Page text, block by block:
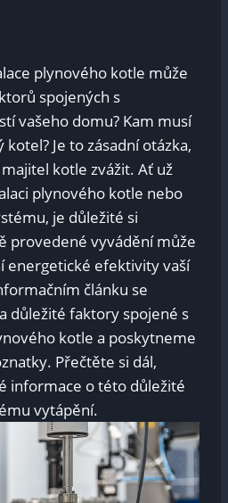
plynového kotle může
spojených s
vašeho domu? Kam musí
Je to zásadní otázka,
kotle zvážit. Ať už
plynového kotle nebo
je důležité si
provedené vyvádění může
energetické efektivity vaší
článku se
důležité faktory spojené s
kotle a poskytneme
Přečtěte si dál,
informace o této důležité
vytápění.